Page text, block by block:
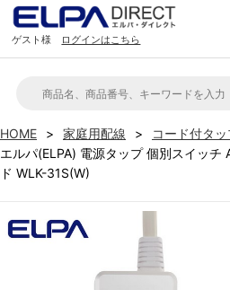
ゲスト様 ログインはこちら
HOME 家庭用配線
コード付タ
エルパ(ELPA) 電源タップ 個別スイッチ
ド WLK-31S(W)